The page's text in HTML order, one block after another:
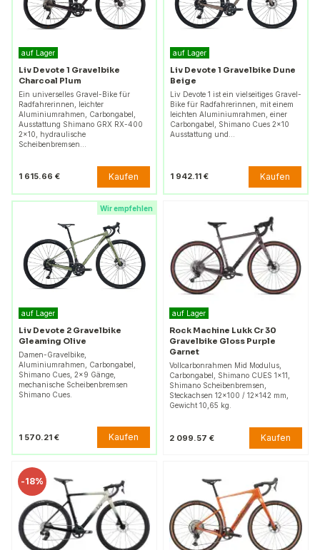
auf Lager
Liv Devote 1 Gravelbike
Charcoal Plum
Ein universelles Gravel-Bike für
Radfahrerinnen, leichter
Aluminiumrahmen, Carbongabel,
Ausstattung Shimano GRX RX-400
2x10, hydraulische
Scheibenbremsen…
1 615.66 € Kaufen
auf Lager
Liv Devote 1 Gravelbike Dune
Beige
Liv Devote 1 ist ein vielseitiges Gravel-
Bike für Radfahrerinnen, mit einem
leichten Aluminiumrahmen, einer
Carbongabel, Shimano Cues 2x10
Ausstattung und…
1 942.11 € Kaufen
Wir empfehlen
auf Lager
Liv Devote 2 Gravelbike
Gleaming Olive
Damen-Gravelbike,
Aluminiumrahmen, Carbongabel,
Shimano Cues, 2x9 Gänge,
mechanische Scheibenbremsen
Shimano Cues.
1 570.21 € Kaufen
auf Lager
Rock Machine Lukk Cr 30
Gravelbike Gloss Purple
Garnet
Vollcarbonrahmen Mid Modulus,
Carbongabel, Shimano CUES 1×11,
Shimano Scheibenbremsen,
Steckachsen 12×100 / 12×142 mm,
Gewicht 10,65 kg.
2 099.57 € Kaufen
-18%